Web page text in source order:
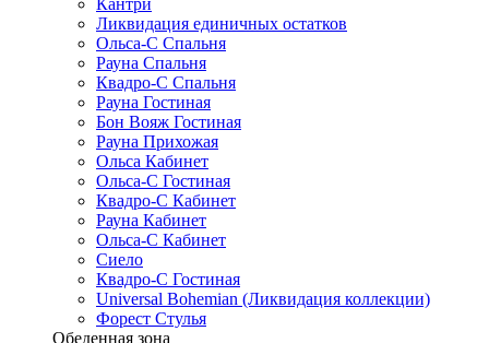
Кантри
Ликвидация единичных остатков
Ольса-С Спальня
Рауна Спальня
Квадро-С Спальня
Рауна Гостиная
Бон Вояж Гостиная
Рауна Прихожая
Ольса Кабинет
Ольса-С Гостиная
Квадро-С Кабинет
Рауна Кабинет
Ольса-С Кабинет
Сиело
Квадро-С Гостиная
Universal Bohemian (Ликвидация коллекции)
Форест Стулья
Обеденная зона